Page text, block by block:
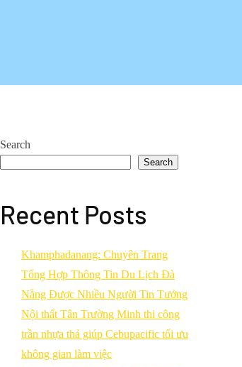
Search
Search
Recent Posts
Khamphadanang: Chuyên Trang
Tổng Hợp Thông Tin Du Lịch Đà
Nẵng Được Nhiều Người Tin Tưởng
Nội thất Tân Trường Minh thi công
trần nhựa thả giúp Cebupacific tối ưu
không gian làm việc